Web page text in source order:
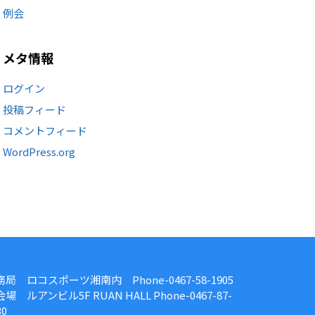
例会
メタ情報
ログイン
投稿フィード
コメントフィード
WordPress.org
局 ロコスポーツ湘南内 Phone-0467-58-1905
場 ルアンビル5F RUAN HALL Phone-0467-87-